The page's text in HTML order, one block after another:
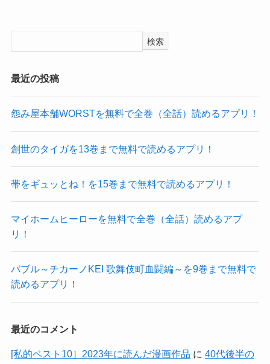
検索
最近の投稿
怨み屋本舗WORSTを無料で全巻（全話）読めるアプリ！
創世のタイガを13巻まで無料で読めるアプリ！
帯をギュッとね！を15巻まで無料で読めるアプリ！
マイホームヒーローを無料で全巻（全話）読めるアプ
リ！
バブル～チカーノKEI 歌舞伎町血闘編～を9巻まで無料で
読めるアプリ！
最近のコメント
[私的ベスト10］2023年に読んだ漫画作品 に 40代後半の